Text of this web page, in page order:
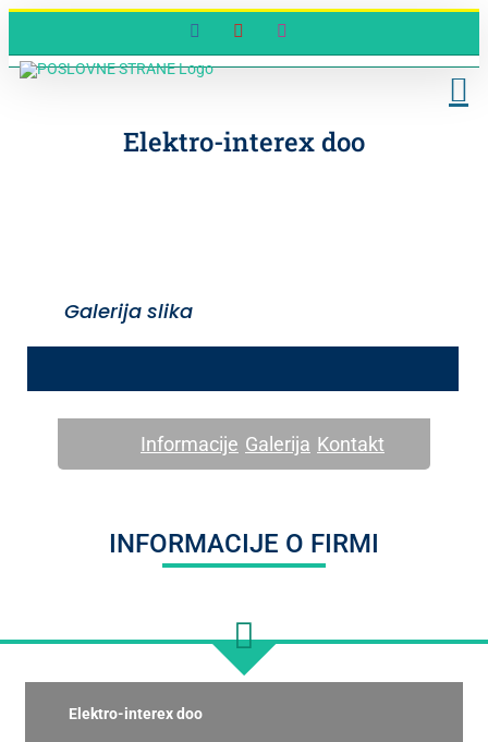
content
FacebookYouTube
Elektro-interex doo
Galerija slika
Informacije Galerija Kontakt
INFORMACIJE O FIRMI
Elektro-interex doo